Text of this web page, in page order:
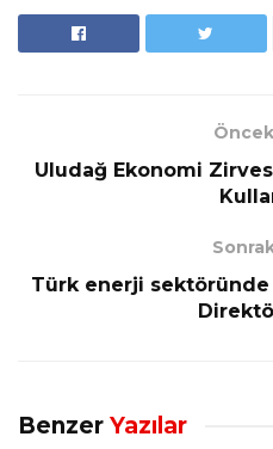
Uludağ Ekonomi
Türk enerji sektöründe
Benzer Yazılar